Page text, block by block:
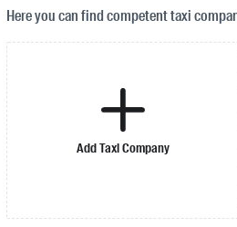
Here you can find competent taxi
Add Taxi Company